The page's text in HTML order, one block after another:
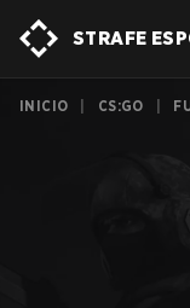
STRAFE
INICIO CS:GO